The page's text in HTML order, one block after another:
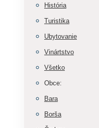
História
Turistika
Ubytovanie
Vinártstvo
Všetko
Obce:
Bara
Borša